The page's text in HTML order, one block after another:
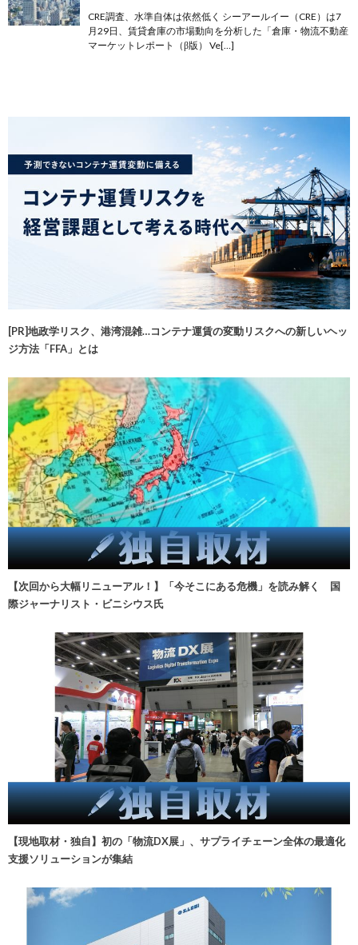
CRE調査、水準自体は依然低く シーアールイー（CRE）は7
月29日、賃貸倉庫の市場動向を分析した「倉庫・物流不動産
マーケットレポート（β版） Ve[…]
[PR]地政学リスク、港湾混雑…コンテナ運賃の変動リスクへの新しいヘッ
ジ方法「FFA」とは
【次回から大幅リニューアル！】「今そこにある危機」を読み解く 国
際ジャーナリスト・ビニシウス氏
【現地取材・独自】初の「物流DX展」、サプライチェーン全体の最適化
支援ソリューションが集結